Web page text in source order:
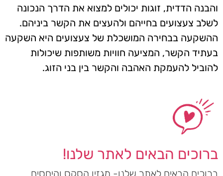
והבנה הדדית, זוגות יכולים למצוא את הדרך הנכונה
לשלב צעצועים בחייהם ולהעצים את הקשר ביניהם.
ההשקעה בבחירה המושכלת של צעצועים היא השקעה
בעתיד הקשר, המציעה חוויות משותפות שיכולות
להוביל להעמקת האהבה והקשר בין בני הזוג.
ברוכים הבאים לאתר שלנו!
ברוכים הבאים לאתר שלנו- מגזין הסקס והיחסים